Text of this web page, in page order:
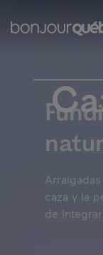
caza y la
de